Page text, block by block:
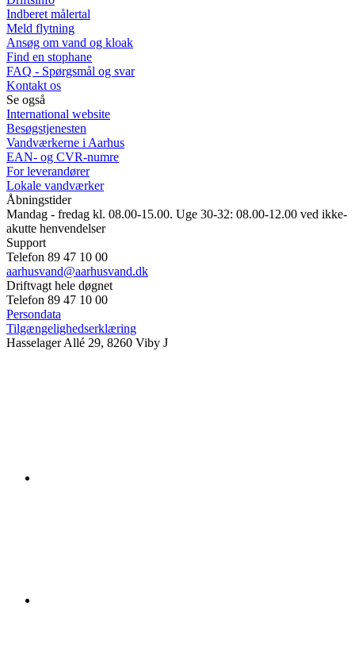
Indberet målertal
Meld flytning
Ansøg om vand og kloak
Find en stophane
FAQ - Spørgsmål og svar
Kontakt os
Se også
International website
Besøgstjenesten
Vandværkerne i Aarhus
EAN- og CVR-numre
For leverandører
Lokale vandværker
Åbningstider
Mandag - fredag kl. 08.00-15.00. Uge 30-32: 08.00-12.00 ved ikke-
akutte henvendelser
Support
Telefon 89 47 10 00
aarhusvand@aarhusvand.dk
Driftvagt hele døgnet
Telefon 89 47 10 00
Persondata
Tilgængelighedserklæring
Hasselager Allé 29, 8260 Viby J